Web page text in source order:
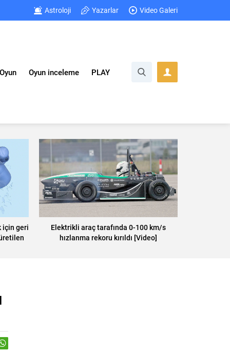
Astroloji Yazarlar Video Galeri
Oyun Oyun inceleme PLAY
için geri
Elektrikli araç tarafında 0-100 km/s
hızlanma rekoru kırıldı [Video]